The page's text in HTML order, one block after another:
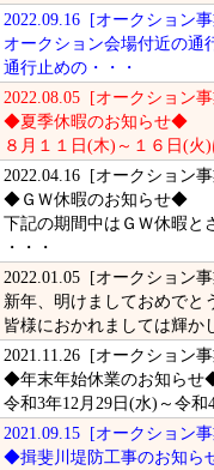
2022.09.16 [オークション
オークション会場付近の通
通行止めの・・・
2022.08.05 [オークション
◆夏季休暇のお知らせ◆
８月１１日(木)～１６日(火
2022.04.16 [オークション
◆ＧＷ休暇のお知らせ◆
下記の期間中はＧＷ休暇と
・・・
2022.01.05 [オークション
新年、明けましておめでと
皆様におかれましては輝か
2021.11.26 [オークション
◆年末年始休業のお知ら
令和3年12月29日(水)～令和
2021.09.15 [オークション
◆揖斐川堤防工事のお知ら